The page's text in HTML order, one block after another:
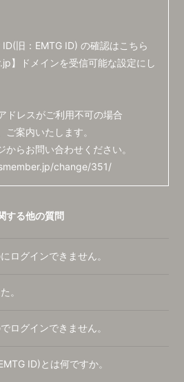
旧：EMTG ID) の確認はこちら
】ドメインを受信可能な設定にし
ドレスがご利用不可の場合
ご案内いたします。
からお問い合わせください。
change/351/
する他の質問
ログインできません。
。
ログインできません。
ID)とは何ですか。